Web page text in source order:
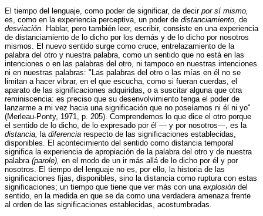
El tiempo del lenguaje, como poder de significar, de decir por sí mismo,
es, como en la experiencia perceptiva, un poder de distanciamiento, de
desviación. Hablar, pero también leer, escribir, consiste en una experiencia
de distanciamiento de lo dicho por los demás y de lo dicho por nosotros
mismos. El nuevo sentido surge como cruce, entrelazamiento de la
palabra del otro y nuestra palabra, como un sentido que no está en las
intenciones o en las palabras del otro, ni tampoco en nuestras intenciones
ni en nuestras palabras: "Las palabras del otro o las mías en él no se
limitan a hacer vibrar, en el que escucha, como si fueran cuerdas, el
aparato de las significaciones adquiridas, o a suscitar alguna que otra
reminiscencia: es preciso que su desenvolvimiento tenga el poder de
lanzarme a mi vez hacia una significación que no poseíamos ni él ni yo"
(Merleau-Ponty, 1971, p. 205). Comprendemos lo que dice el otro porque
el sentido de lo dicho, de lo expresado por él — y por nosotros—, es la
distancia, la diferencia respecto de las significaciones establecidas,
disponibles. El acontecimiento del sentido como distancia temporal
significa la experiencia de apropiación de la palabra del otro y de nuestra
palabra (parole), en el modo de un ir más allá de lo dicho por él y por
nosotros. El tiempo del lenguaje no es, por ello, la historia de las
significaciones fijas, disponibles, sino la distancia como ruptura con estas
significaciones; un tiempo que tiene que ver más con una explosión del
sentido, en la medida en que se da como una verdadera amenaza frente
al orden de las significaciones establecidas, acostumbradas.